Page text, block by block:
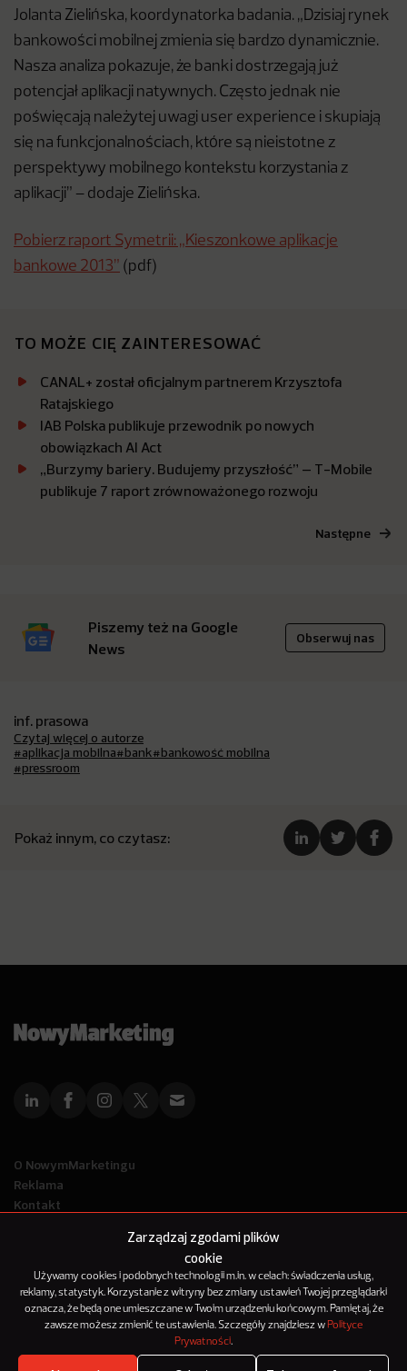
Zarządzaj zgodami plików
cookie
Używamy cookies i podobnych technologii m.in. w celach: świadczenia usług,
reklamy, statystyk. Korzystanie z witryny bez zmiany ustawień Twojej przeglądarki
oznacza, że będą one umieszczane w Twoim urządzeniu końcowym. Pamiętaj, że
zawsze możesz zmienić te ustawienia. Szczegóły znajdziesz w Polityce
Prywatności.
Jolanta Zielińska, koordynatorka badania. „Dzisiaj rynek
bankowości mobilnej zmienia się bardzo dynamicznie.
Nasza analiza pokazuje, że banki dostrzegają już
potencjał aplikacji natywnych. Często jednak nie
poświęcają należytej uwagi user experience i skupiają
się na funkcjonalnościach, które są nieistotne z
perspektywy mobilnego kontekstu korzystania z
aplikacji” – dodaje Zielińska.
Pobierz raport Symetrii: „Kieszonkowe aplikacje
bankowe 2013” (pdf)
TO MOŻE CIĘ ZAINTERESOWAĆ
CANAL+ został oficjalnym partnerem Krzysztofa
Ratajskiego
IAB Polska publikuje przewodnik po nowych
obowiązkach AI Act
„Burzymy bariery. Budujemy przyszłość” – T-Mobile
publikuje 7 raport zrównoważonego rozwoju
Następne
Piszemy też na Google
News
Obserwuj nas
inf. prasowa
Czytaj więcej o autorze
#aplikacja mobilna#bank#bankowość mobilna
#pressroom
Pokaż innym, co czytasz:
O NowymMarketingu
Reklama
Kontakt
© 2012-2025
NowyMarketing jest marką 143Media Sp. z o.o.